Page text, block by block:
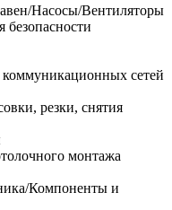
Насосы/Вентиляторы
безопасности
сетей
резки, снятия
монтажа
Компоненты и